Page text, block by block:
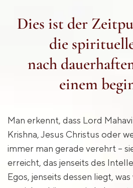
Dies ist der
die
nach
einem
Man erkennt, dass Lord
Krishna, Jesus Christus oder
immer man gerade verehrt –
erreicht, das jenseits des
Egos, jenseits dessen liegt,